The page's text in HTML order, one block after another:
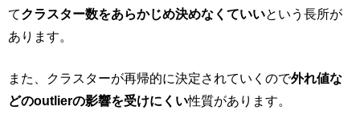
てクラスター数をあらかじめ決めなくていいという長所が
あります。
また、クラスターが再帰的に決定されていくので外れ値な
どのoutlierの影響を受けにくい性質があります。